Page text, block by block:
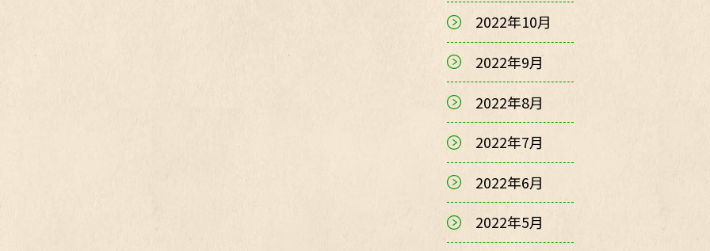
2022年10月
2022年9月
2022年8月
2022年7月
2022年6月
2022年5月